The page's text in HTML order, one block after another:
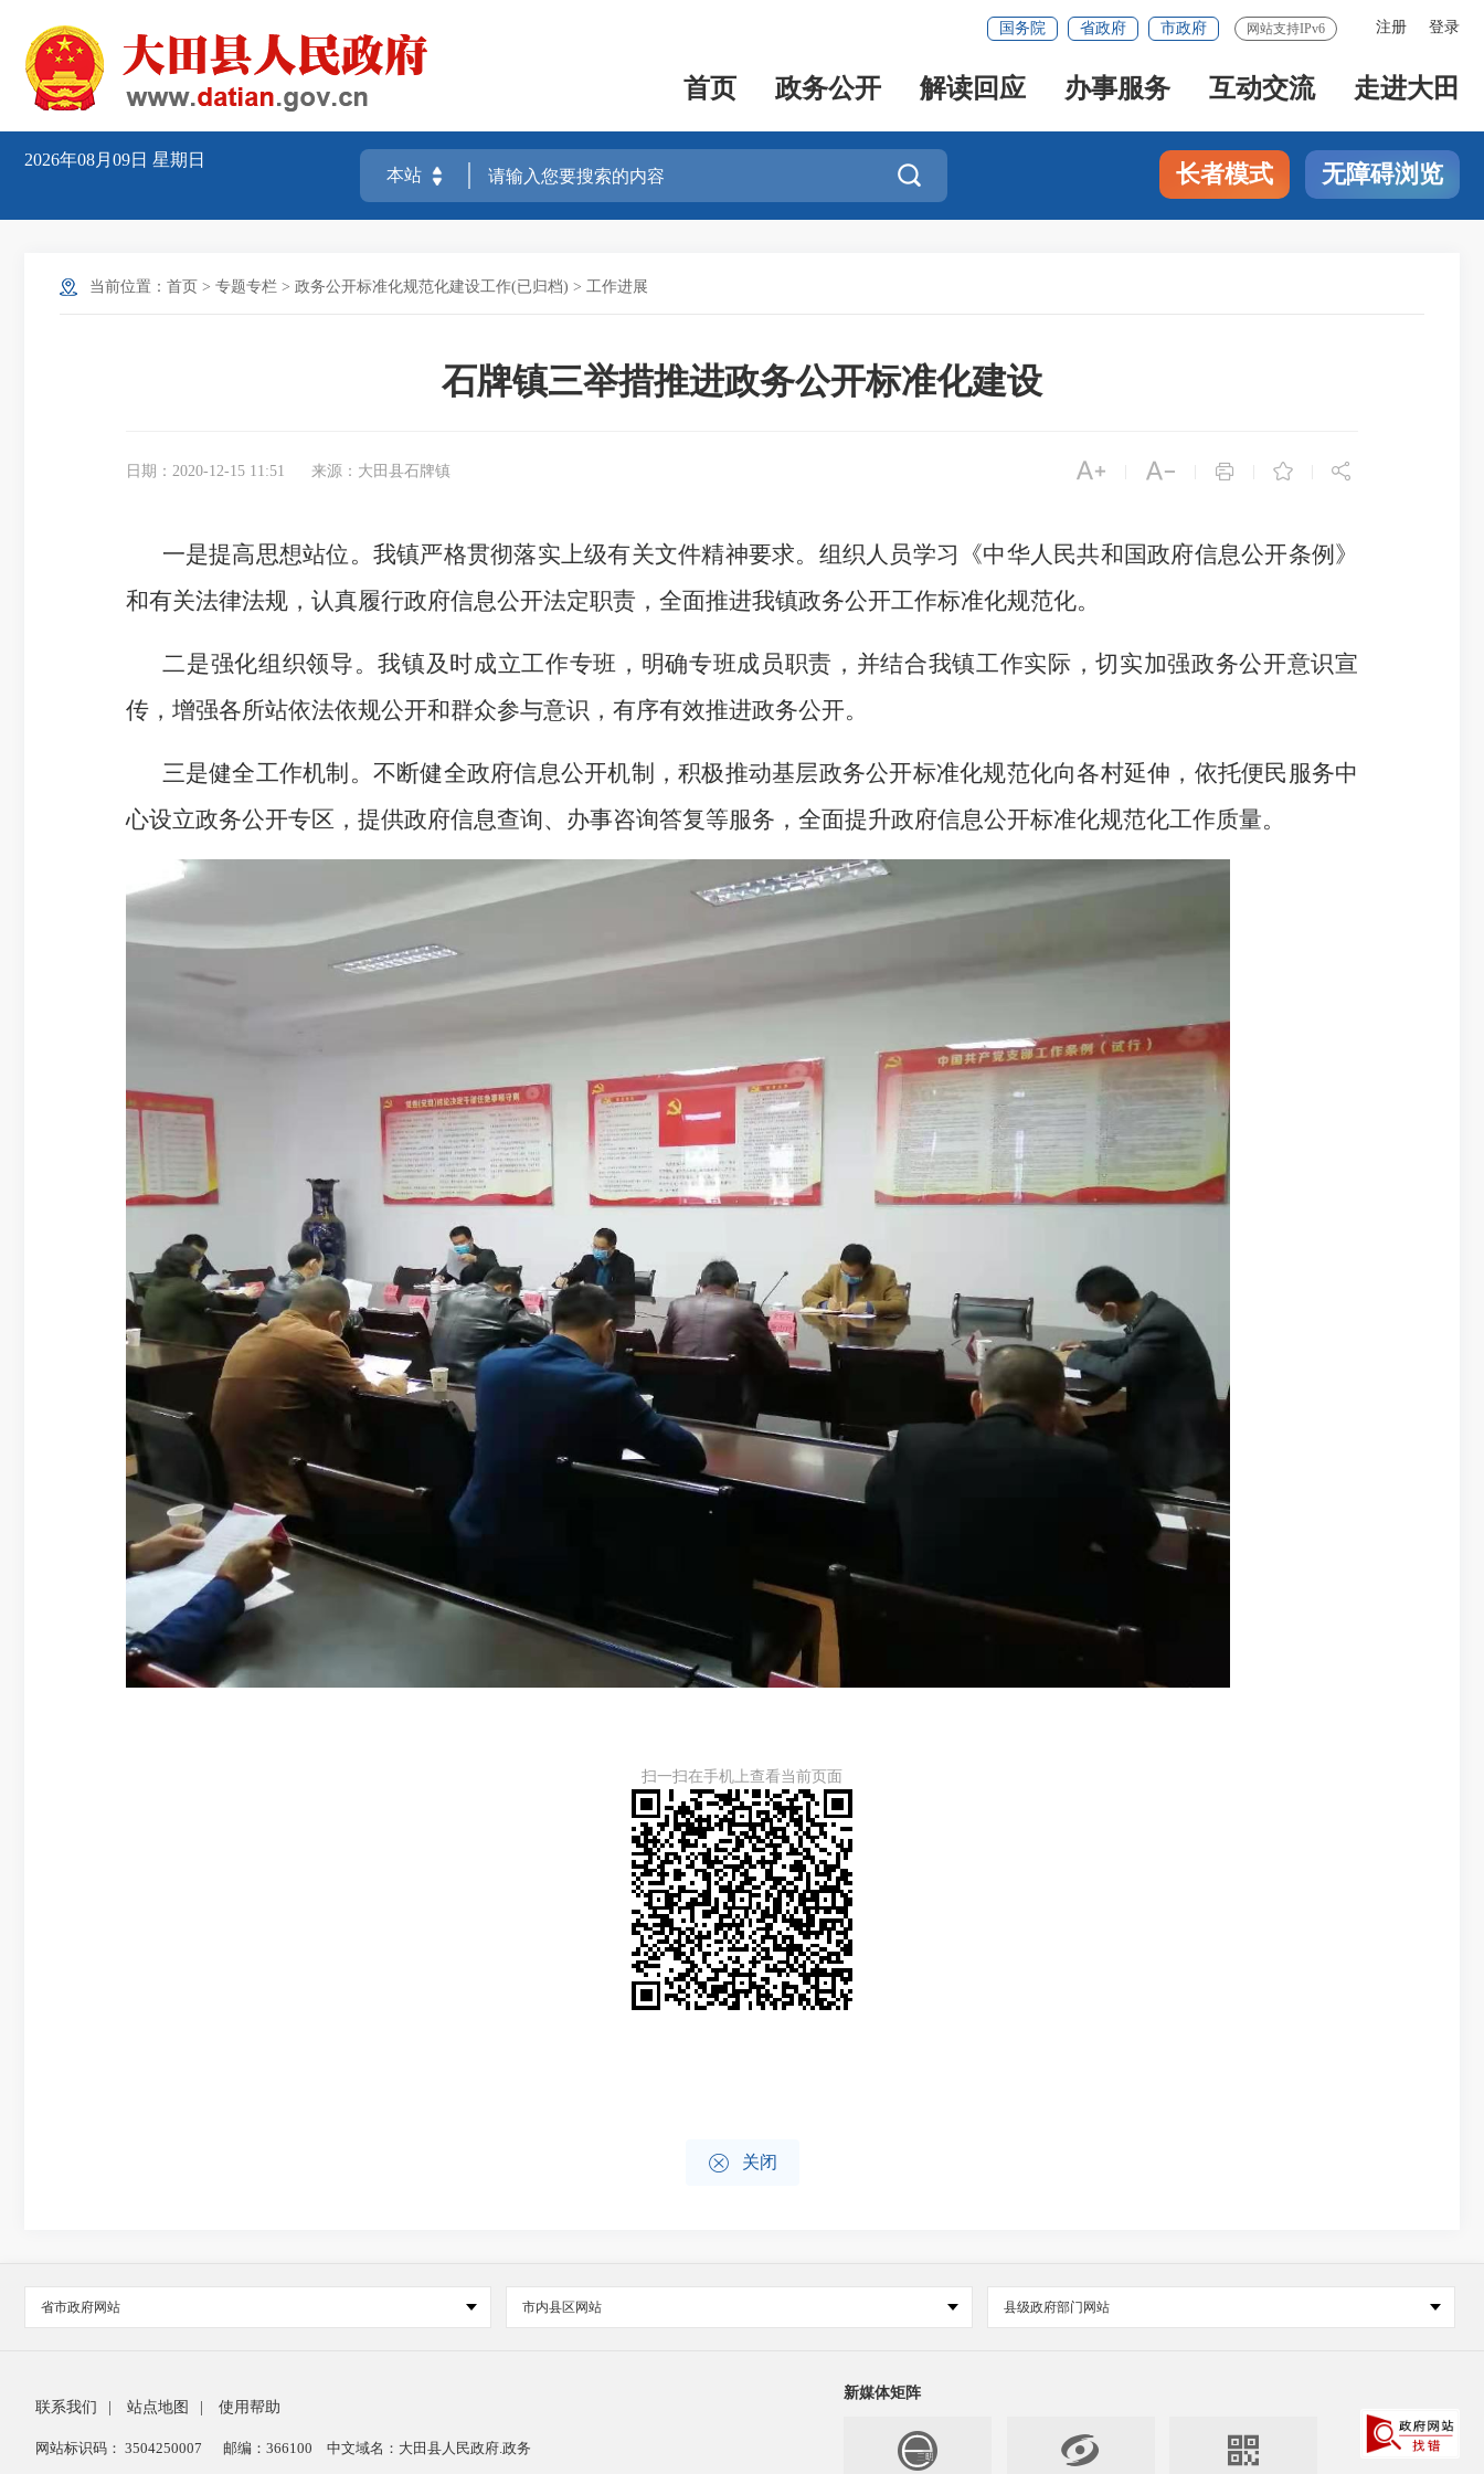
注册 登录
国务院 省政府 市政府 网站支持IPv6
首页 政务公开 解读回应 办事服务 互动交流 走进大田
2026年08月09日 星期日
 长者模式 无障碍浏览
当前位置： 首页 > 专题专栏 > 政务公开标准化规范化建设工作(已归档) > 工作进展
石牌镇三举措推进政务公开标准化建设
日期：2020-12-15 11:51 来源：大田县石牌镇     
一是提高思想站位 。 我镇严格贯彻落实上级有关文件精神要求。 组织人员学习
《中华人民共和国政府信息公开条例》
和有关法律法规， 认真履行政府信息公开法定职责 ， 全面推进我镇政务公开工作标准化规范化。
二是强化组织领导。我镇及时成立工作专班 ， 明确专班成员职责 ，并结合我镇工作实际，切实加强政务公开意识宣
传 ， 增强各所站依法依规公开和群众参与意识，有序有效推进政务公开。
三是健全工作机制。 不断健全政府信息公开机制， 积极推动基层政务公开标准化规范化向各村延伸 ， 依托便民服务中
心设立政务公开专区，提供政府信息查询、办事咨询答复等服务，全面提升政府信息公开标准化规范化工作质量。
扫一扫在手机上查看当前页面
 关闭
省市政府网站 市内县区网站 县级政府部门网站
联系我们 站点地图 使用帮助
网站标识码： 3504250007 邮编：366100 中文域名：大田县人民政府.政务
新媒体矩阵
 